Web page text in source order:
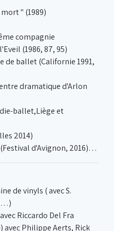
" (1989)
compagnie
(1986, 87, 95)
de ballet (Californie 1991,
dramatique d'Arlon
ballet,Liège et
2014)
d'Avignon, 2016)…
de vinyls ( avec S.
Riccardo Del Fra
avec Philippe Aerts, Rick